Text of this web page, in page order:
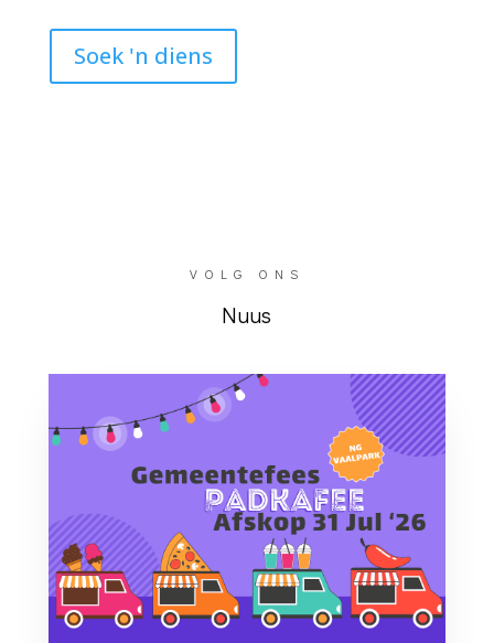
Soek 'n diens
VOLG ONS
Nuus